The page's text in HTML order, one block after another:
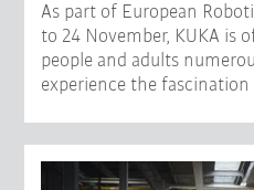
As part of European
to 24 November, KUKA is
people and adults
experience the